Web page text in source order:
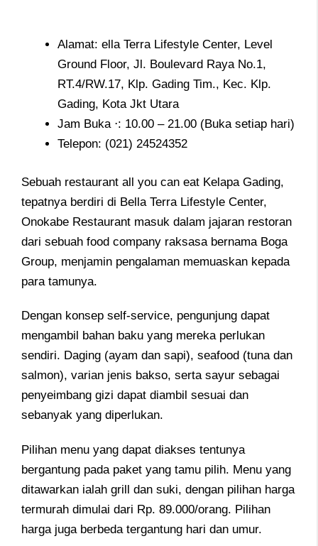
Alamat: ella Terra Lifestyle Center, Level
Ground Floor, Jl. Boulevard Raya No.1,
RT.4/RW.17, Klp. Gading Tim., Kec. Klp.
Gading, Kota Jkt Utara
Jam Buka ⋅: 10.00 – 21.00 (Buka setiap hari)
Telepon: (021) 24524352
Sebuah restaurant all you can eat Kelapa Gading,
tepatnya berdiri di Bella Terra Lifestyle Center,
Onokabe Restaurant masuk dalam jajaran restoran
dari sebuah food company raksasa bernama Boga
Group, menjamin pengalaman memuaskan kepada
para tamunya.
Dengan konsep self-service, pengunjung dapat
mengambil bahan baku yang mereka perlukan
sendiri. Daging (ayam dan sapi), seafood (tuna dan
salmon), varian jenis bakso, serta sayur sebagai
penyeimbang gizi dapat diambil sesuai dan
sebanyak yang diperlukan.
Pilihan menu yang dapat diakses tentunya
bergantung pada paket yang tamu pilih. Menu yang
ditawarkan ialah grill dan suki, dengan pilihan harga
termurah dimulai dari Rp. 89.000/orang. Pilihan
harga juga berbeda tergantung hari dan umur.